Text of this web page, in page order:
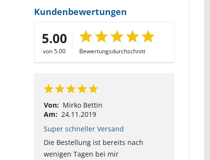
Kundenbewertungen
5.00
von 5.00 Bewertungsdurchschnitt
Von: Mirko Bettin
Am: 24.11.2019
Super schneller Versand
Die Bestellung ist bereits nach
wenigen Tagen bei mir